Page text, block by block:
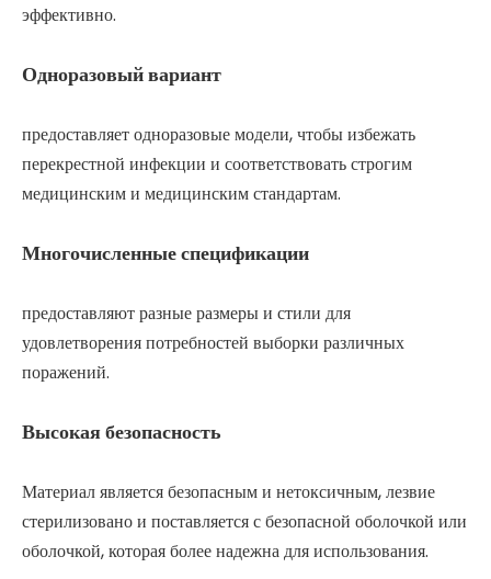
эффективно.
Одноразовый вариант
предоставляет одноразовые модели, чтобы избежать
перекрестной инфекции и соответствовать строгим
медицинским и медицинским стандартам.
Многочисленные спецификации
предоставляют разные размеры и стили для
удовлетворения потребностей выборки различных
поражений.
Высокая безопасность
Материал является безопасным и нетоксичным, лезвие
стерилизовано и поставляется с безопасной оболочкой или
оболочкой, которая более надежна для использования.